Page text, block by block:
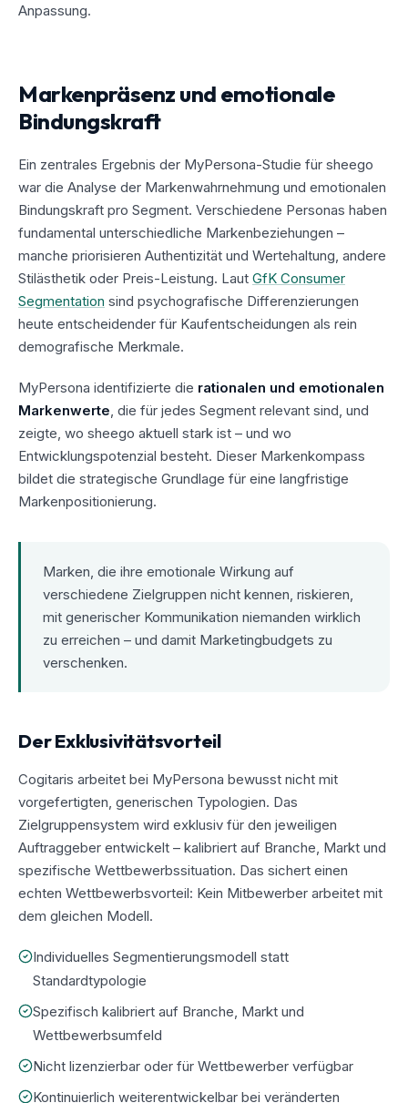
Anpassung.
Markenpräsenz und emotionale
Bindungskraft
Ein zentrales Ergebnis der MyPersona-Studie für sheego
war die Analyse der Markenwahrnehmung und emotionalen
Bindungskraft pro Segment. Verschiedene Personas haben
fundamental unterschiedliche Markenbeziehungen –
manche priorisieren Authentizität und Wertehaltung, andere
Stilästhetik oder Preis-Leistung. Laut GfK Consumer
Segmentation sind psychografische Differenzierungen
heute entscheidender für Kaufentscheidungen als rein
demografische Merkmale.
MyPersona identifizierte die rationalen und emotionalen
Markenwerte , die für jedes Segment relevant sind, und
zeigte, wo sheego aktuell stark ist – und wo
Entwicklungspotenzial besteht. Dieser Markenkompass
bildet die strategische Grundlage für eine langfristige
Markenpositionierung.
Marken, die ihre emotionale Wirkung auf
verschiedene Zielgruppen nicht kennen, riskieren,
mit generischer Kommunikation niemanden wirklich
zu erreichen – und damit Marketingbudgets zu
verschenken.
Der Exklusivitätsvorteil
Cogitaris arbeitet bei MyPersona bewusst nicht mit
vorgefertigten, generischen Typologien. Das
Zielgruppensystem wird exklusiv für den jeweiligen
Auftraggeber entwickelt – kalibriert auf Branche, Markt und
spezifische Wettbewerbssituation. Das sichert einen
echten Wettbewerbsvorteil: Kein Mitbewerber arbeitet mit
dem gleichen Modell.
Individuelles Segmentierungsmodell statt
Standardtypologie
Spezifisch kalibriert auf Branche, Markt und
Wettbewerbsumfeld
Nicht lizenzierbar oder für Wettbewerber verfügbar
Kontinuierlich weiterentwickelbar bei veränderten